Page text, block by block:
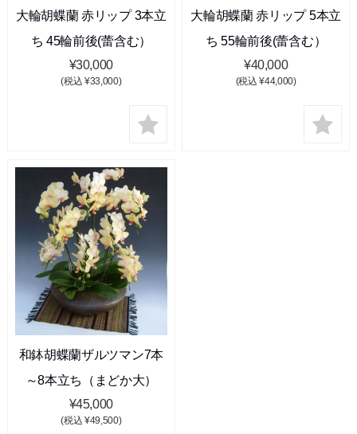
大輪胡蝶蘭 赤リップ 3本立
ち 45輪前後(蕾含む）
¥30,000
(税込 ¥33,000)
大輪胡蝶蘭 赤リップ 5本立
ち 55輪前後(蕾含む）
¥40,000
(税込 ¥44,000)
和鉢胡蝶蘭ザルツマン7本
～8本立ち（まどか大）
¥45,000
(税込 ¥49,500)